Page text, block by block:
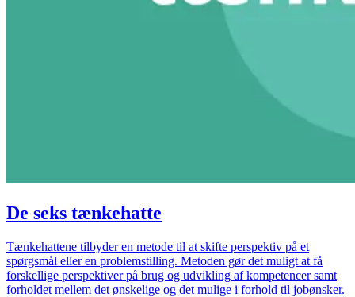
De seks tænkehatte
Tænkehattene tilbyder en metode til at skifte perspektiv på et
spørgsmål eller en problemstilling. Metoden gør det muligt at få
forskellige perspektiver på brug og udvikling af kompetencer samt
forholdet mellem det ønskelige og det mulige i forhold til jobønsker.